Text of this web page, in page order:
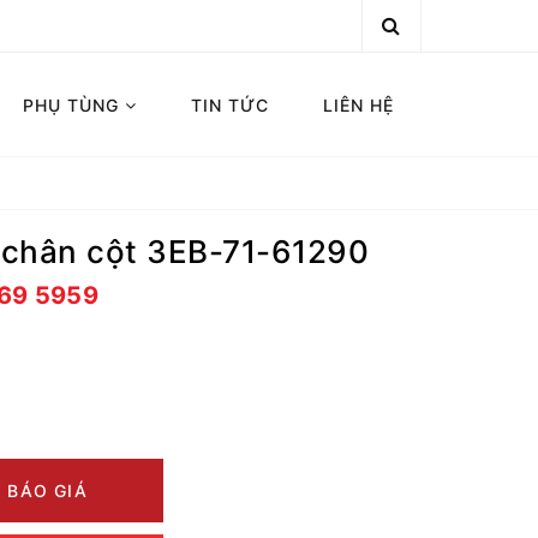
PHỤ TÙNG TIN TỨC LIÊN HỆ
cột 3EB-71-61290
5959
BÁO GIÁ